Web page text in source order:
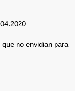
no envidian para